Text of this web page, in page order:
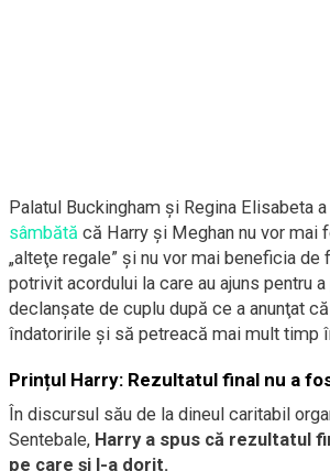
Palatul Buckingham şi Regina Elisabeta
sâmbătă că Harry şi Meghan nu vor mai
„alteţe regale” şi nu vor mai beneficia de
potrivit acordului la care au ajuns pentru
declanşate de cuplu după ce a anunţat
îndatoririle şi să petreacă mai mult timp
Prințul Harry: Rezultatul final nu a
În discursul său de la dineul caritabil
Sentebale, Harry a spus că rezultatul
pe care şi l-a dorit.